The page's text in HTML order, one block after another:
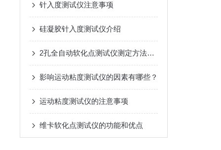
针入度测试仪注意事项
硅凝胶针入度测试仪介绍
2孔全自动软化点测试仪测定方法介绍
影响运动粘度测试仪的因素有哪些？
运动粘度测试仪的注意事项
维卡软化点测试仪的功能和优点